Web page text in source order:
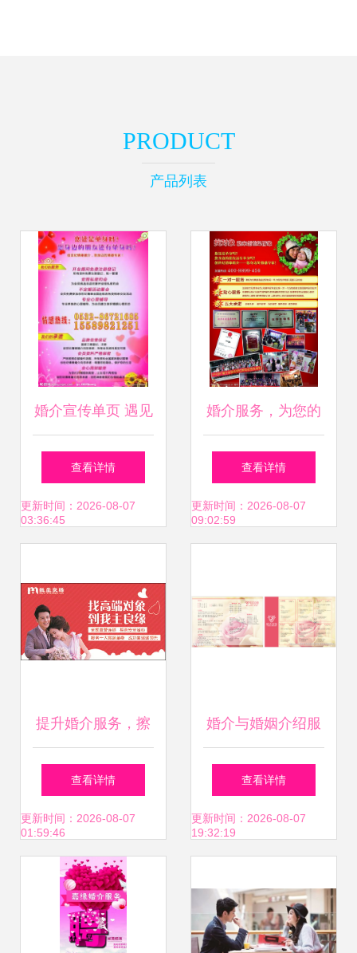
PRODUCT
产品列表
婚介宣传单页 遇见
真爱，从这里开始
查看详情
更新时间：2026-08-07
03:36:45
婚介服务，为您的
幸福婚姻保驾护航
查看详情
更新时间：2026-08-07
09:02:59
提升婚介服务，擦
亮幸福底色——我
主良缘在杭州的领
先之路
查看详情
更新时间：2026-08-07
01:59:46
婚介与婚姻介绍服
务 现状、思考与选
择建议
查看详情
更新时间：2026-08-07
19:32:19